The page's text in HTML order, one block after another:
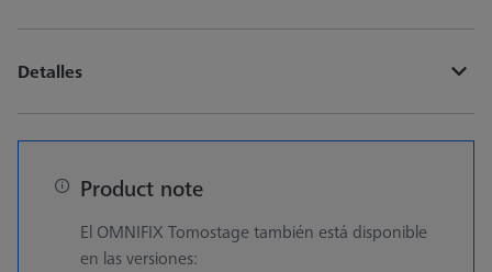
Detalles
Product note
El OMNIFIX Tomostage también está disponible
en las versiones: